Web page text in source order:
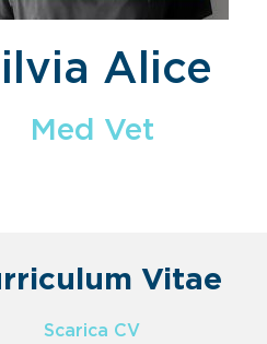
Alice
Med Vet
Vitae
Scarica CV